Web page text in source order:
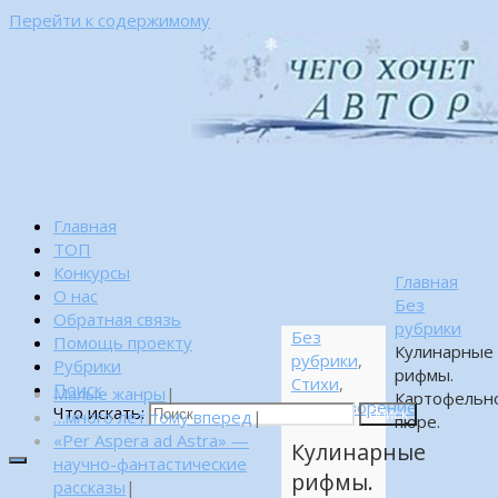
Перейти к содержимому
Главная
ТОП
Конкурсы
О нас
Обратная связь
Помощь проекту
Рубрики
Поиск
Что искать:
Поиск
Главная
Без
рубрики
Кулинарные
рифмы.
пюре.
Без
рубрики,
Стихи,
Стихотворение
Кулинарные
рифмы.
Малые жанры |
…много лет тому вперед |
«Per Aspera ad Astra» —
научно-фантастические
рассказы |